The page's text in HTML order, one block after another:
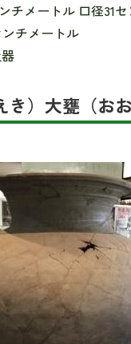
チメートル 口径31
チメートル
）大甕（おお